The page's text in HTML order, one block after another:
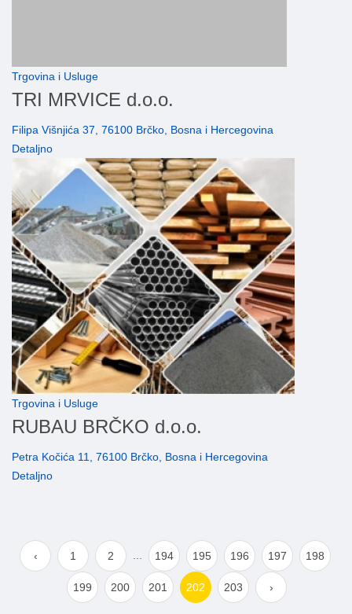
Trgovina i Usluge
TRI MRVICE d.o.o.
Filipa Višnjića 37, 76100 Brčko, Bosna i Hercegovina
Detaljno
Trgovina i Usluge
RUBAU BRČKO d.o.o.
Petra Kočića 11, 76100 Brčko, Bosna i Hercegovina
Detaljno
‹ 1 2 ... 194 195 196 197 198
199 200 201 202 203 ›